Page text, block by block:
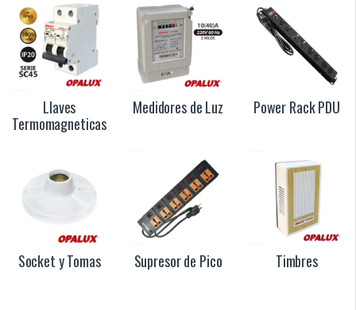
Llaves
Termomagneticas
Medidores de Luz Power Rack PDU
Socket y Tomas Supresor de Pico Timbres